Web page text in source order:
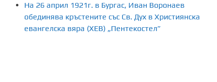
н
На 26 април 1921г. в Бургас, Иван Воронаев
обединява кръстените със Св. Дух в Християнска
евангелска вяра (ХЕВ) „Пентекостел”